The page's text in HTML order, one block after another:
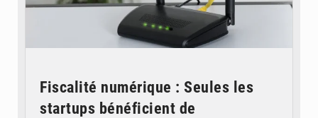
Fiscalité numérique : Seules les
startups bénéficient de